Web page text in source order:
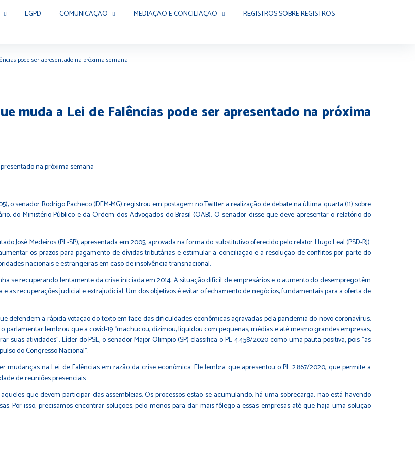
LGPD COMUNICAÇÃO MEDIAÇÃO E CONCILIAÇÃO
REGISTROS SOBRE REGISTROS
pode ser apresentado na próxima semana
muda a Lei de Falências pode ser apresentado na próxima
), o senador Rodrigo Pacheco (DEM-MG) registrou em postagem no Twitter a realização de debate na última quarta (11) sobre
do Ministério Público e da Ordem dos Advogados do Brasil (OAB). O senador disse que deve apresentar o relatório do
José Medeiros (PL-SP), apresentada em 2005, aprovada na forma do substitutivo oferecido pelo relator Hugo Leal (PSD-RJ).
os prazos para pagamento de dívidas tributárias e estimular a conciliação e a resolução de conflitos por parte do
nacionais e estrangeiras em caso de insolvência transnacional.
se recuperando lentamente da crise iniciada em 2014. A situação difícil de empresários e o aumento do desemprego têm
e as recuperações judicial e extrajudicial. Um dos objetivos é evitar o fechamento de negócios, fundamentais para a oferta de
defendem a rápida votação do texto em face das dificuldades econômicas agravadas pela pandemia do novo coronavírus.
parlamentar lembrou que a covid-19 “machucou, dizimou, liquidou com pequenas, médias e até mesmo grandes empresas,
atividades”. Líder do PSL, o senador Major Olimpio (SP) classifica o PL 4.458/2020 como uma pauta positiva, pois “as
do Congresso Nacional”.
mudanças na Lei de Falências em razão da crise econômica. Ele lembra que apresentou oPL 2.867/2020, que permite a
de reuniões presenciais.
que devem participar das assembleias. Os processos estão se acumulando, há uma sobrecarga, não está havendo
Por isso, precisamos encontrar soluções, pelo menos para dar mais fôlego a essas empresas até que haja uma solução